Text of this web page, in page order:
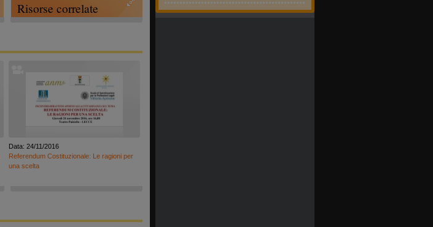
Risorse correlate
Data: 24/11/2016
Referendum Costituzionale: Le ragioni per
una scelta